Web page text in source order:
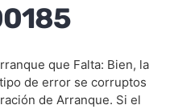
que Falta: Bien, la
de error se corruptos
de Arranque. Si el